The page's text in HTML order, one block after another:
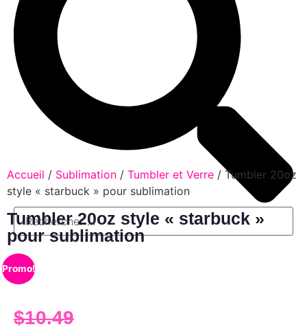
Accueil / Sublimation / Tumbler et Verre / Tumbler 20oz
style « starbuck » pour sublimation
Tumbler 20oz style « starbuck »
pour sublimation
Promo!
$10.49